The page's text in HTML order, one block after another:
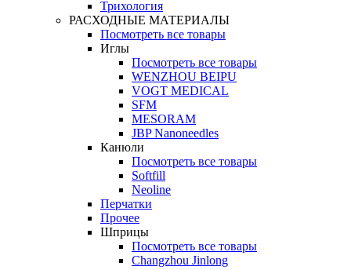
Трихология
РАСХОДНЫЕ МАТЕРИАЛЫ
Посмотреть все товары
Иглы
Посмотреть все товары
WENZHOU BEIPU
VOGT MEDICAL
SFM
MESORAM
JBP Nanoneedles
Канюли
Посмотреть все товары
Softfill
Neoline
Перчатки
Прочее
Шприцы
Посмотреть все товары
Changzhou Jinlong